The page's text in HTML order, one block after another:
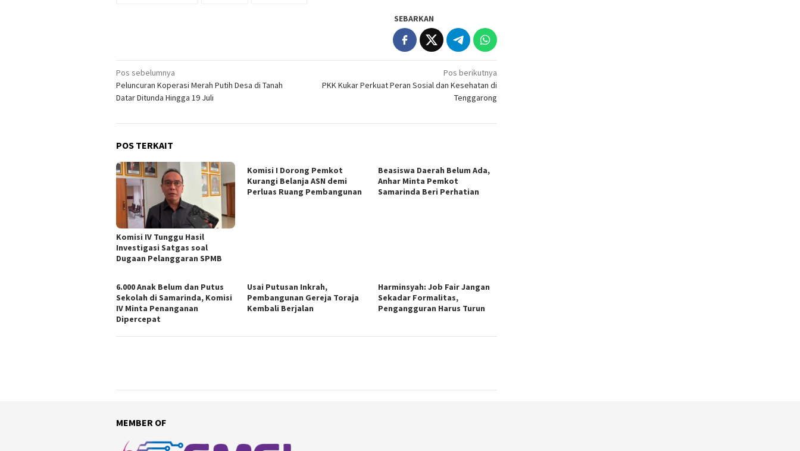
SEBARKAN
Navigasi
pos
Pos sebelumnya
Peluncuran Koperasi Merah Putih Desa di Tanah
Datar Ditunda Hingga 19 Juli
Pos berikutnya
PKK Kukar Perkuat Peran Sosial dan Kesehatan di
Tenggarong
POS TERKAIT
Komisi IV Tunggu Hasil
Investigasi Satgas soal
Dugaan Pelanggaran SPMB
Komisi I Dorong Pemkot
Kurangi Belanja ASN demi
Perluas Ruang Pembangunan
Beasiswa Daerah Belum Ada,
Anhar Minta Pemkot
Samarinda Beri Perhatian
6.000 Anak Belum dan Putus
Sekolah di Samarinda, Komisi
IV Minta Penanganan
Dipercepat
Usai Putusan Inkrah,
Pembangunan Gereja Toraja
Kembali Berjalan
Harminsyah: Job Fair Jangan
Sekadar Formalitas,
Pengangguran Harus Turun
MEMBER OF